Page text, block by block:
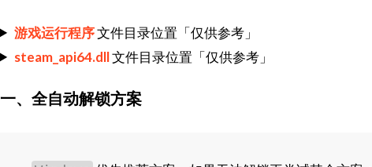
游戏运行程序文件目录位置「仅供参考」
steam_api64.dll文件目录位置「仅供参考」
一、全自动解锁方案